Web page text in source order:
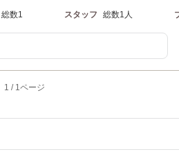
総数1 スタッフ 総数1人
1 / 1ページ